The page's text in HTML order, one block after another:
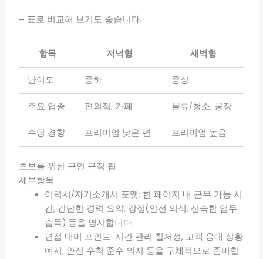
– 표로 비교해 보기도 좋습니다.
항목 저녁형 새벽형
난이도 중하 중상
주요 업종 편의점, 카페 물류/청소, 공장
수당 경향 프리미엄 낮은 편 프리미엄 높음
초보를 위한 구인 구직 팁
세부항목
이력서/자기소개서 포맷: 한 페이지 내 근무 가능 시
간, 간단한 경력 요약, 강점(안전 의식, 신속한 업무
습득) 등을 명시합니다.
면접 대비 포인트: 시간 관리 철저성, 고객 응대 상황
예시, 안전 수칙 준수 의지 등을 구체적으로 준비합